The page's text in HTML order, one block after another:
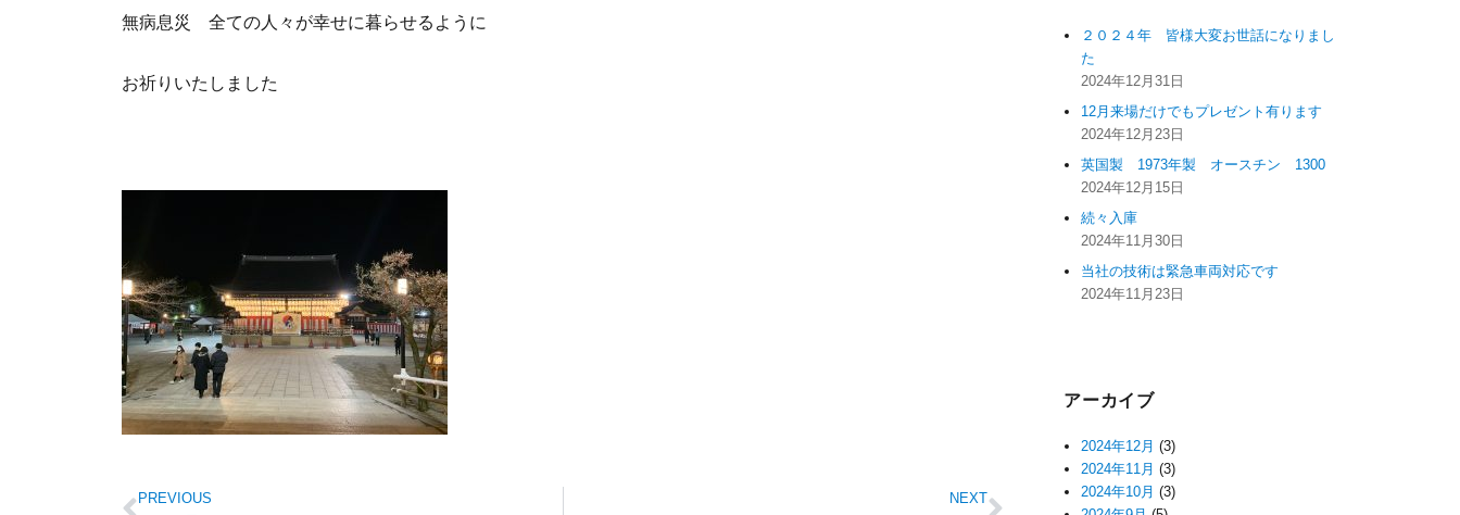
無病息災 全ての人々が幸せに暮らせるように
お祈りいたしました
PREVIOUS NEXT
２０２４年 皆様大変お世話になりまし
た
2024年12月31日
12月来場だけでもプレゼント有ります
2024年12月23日
英国製 1973年製 オースチン 1300
2024年12月15日
続々入庫
2024年11月30日
当社の技術は緊急車両対応です
2024年11月23日
アーカイブ
2024年12月 (3)
2024年11月 (3)
2024年10月 (3)